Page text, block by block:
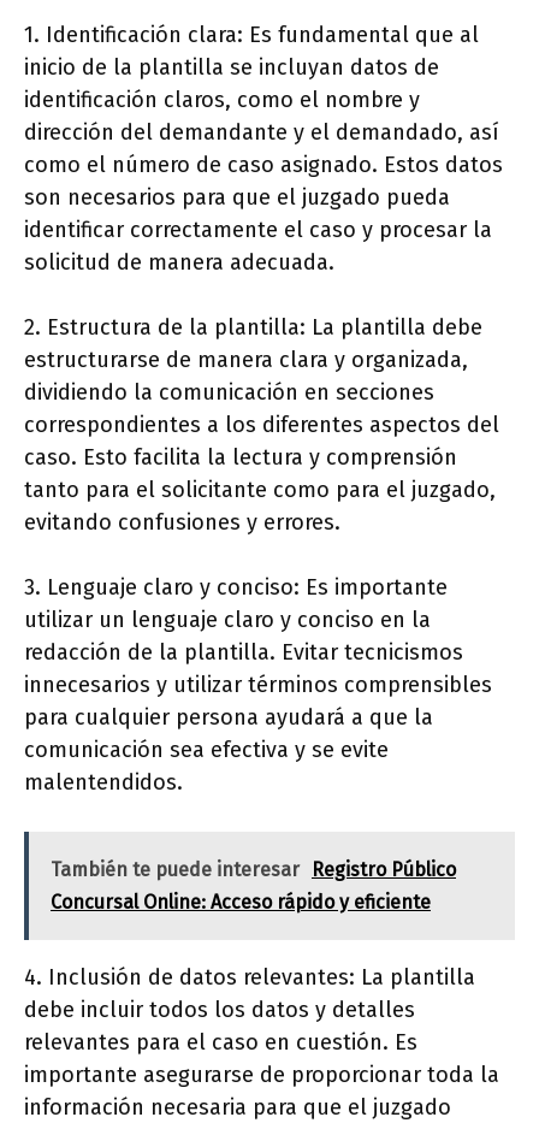
1. Identificación clara: Es fundamental que al
inicio de la plantilla se incluyan datos de
identificación claros, como el nombre y
dirección del demandante y el demandado, así
como el número de caso asignado. Estos datos
son necesarios para que el juzgado pueda
identificar correctamente el caso y procesar la
solicitud de manera adecuada.
2. Estructura de la plantilla: La plantilla debe
estructurarse de manera clara y organizada,
dividiendo la comunicación en secciones
correspondientes a los diferentes aspectos del
caso. Esto facilita la lectura y comprensión
tanto para el solicitante como para el juzgado,
evitando confusiones y errores.
3. Lenguaje claro y conciso: Es importante
utilizar un lenguaje claro y conciso en la
redacción de la plantilla. Evitar tecnicismos
innecesarios y utilizar términos comprensibles
para cualquier persona ayudará a que la
comunicación sea efectiva y se evite
malentendidos.
También te puede interesar
Registro Público
Concursal Online: Acceso rápido y eficiente
4. Inclusión de datos relevantes: La plantilla
debe incluir todos los datos y detalles
relevantes para el caso en cuestión. Es
importante asegurarse de proporcionar toda la
información necesaria para que el juzgado